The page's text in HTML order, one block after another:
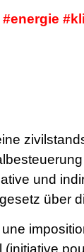
und
über
(initiative